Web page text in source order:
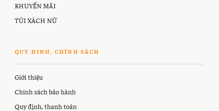
KHUYẾN MÃI
TÚI XÁCH NỮ
QUY ĐINH, CHÍNH SÁCH
Giới thiệu
Chính sách bảo hành
Quy định, thanh toán